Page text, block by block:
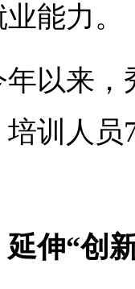
能力。
以来
训人员
伸“创